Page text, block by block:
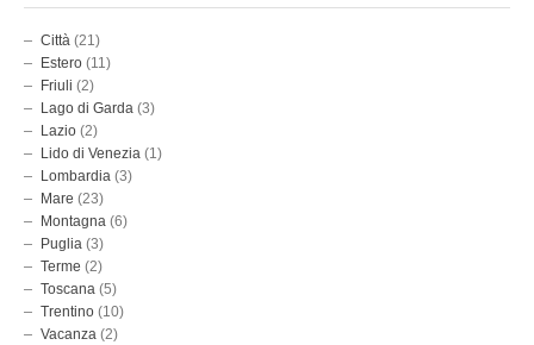
Città (21)
Estero (11)
Friuli (2)
Lago di Garda (3)
Lazio (2)
Lido di Venezia (1)
Lombardia (3)
Mare (23)
Montagna (6)
Puglia (3)
Terme (2)
Toscana (5)
Trentino (10)
Vacanza (2)